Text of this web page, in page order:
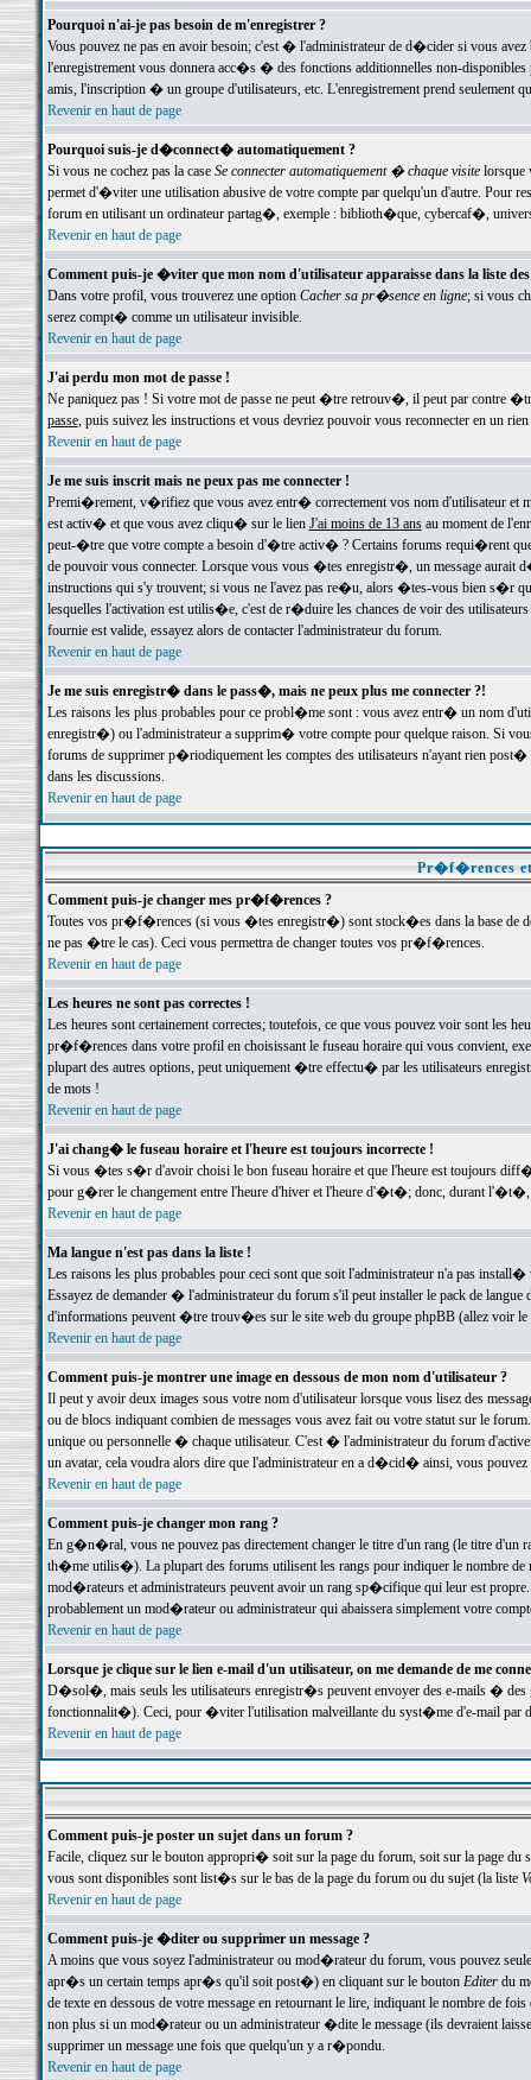
Pourquoi n'ai-je pas besoin de m'enregistrer ?
Vous pouvez ne pas en avoir besoin; c'est � l'administrateur de d�cider si vous
l'enregistrement vous donnera acc�s � des fonctions additionnelles non-
amis, l'inscription � un groupe d'utilisateurs, etc. L'enregistrement prend seulement
Revenir en haut de page
Pourquoi suis-je d�connect� automatiquement ?
Si vous ne cochez pas la case Se connecter automatiquement � chaque visitelorsque
permet d'�viter une utilisation abusive de votre compte par quelqu'un d'autre. Pour
forum en utilisant un ordinateur partag�, exemple : biblioth�que, cybercaf�,
Revenir en haut de page
Comment puis-je �viter que mon nom d'utilisateur apparaisse dans la liste
Dans votre profil, vous trouverez une option Cacher sa pr�sence en ligne; si vous
serez compt� comme un utilisateur invisible.
Revenir en haut de page
J'ai perdu mon mot de passe !
Ne paniquez pas ! Si votre mot de passe ne peut �tre retrouv�, il peut par contre
passe, puis suivez les instructions et vous devriez pouvoir vous reconnecter en un rien
Revenir en haut de page
Je me suis inscrit mais ne peux pas me connecter !
Premi�rement, v�rifiez que vous avez entr� correctement vos nom d'utilisateur
est activ� et que vous avez cliqu� sur le lien J'ai moins de 13 ansau moment de
peut-�tre que votre compte a besoin d'�tre activ� ? Certains forums requi�rent
de pouvoir vous connecter. Lorsque vous vous �tes enregistr�, un message aurait
instructions qui s'y trouvent; si vous ne l'avez pas re�u, alors �tes-vous bien s�r
lesquelles l'activation est utilis�e, c'est de r�duire les chances de voir des
fournie est valide, essayez alors de contacter l'administrateur du forum.
Revenir en haut de page
Je me suis enregistr� dans le pass�, mais ne peux plus me connecter ?!
Les raisons les plus probables pour ce probl�me sont : vous avez entr� un nom
enregistr�) ou l'administrateur a supprim� votre compte pour quelque raison. Si
forums de supprimer p�riodiquement les comptes des utilisateurs n'ayant rien
dans les discussions.
Revenir en haut de page
Pr�f�rences
Comment puis-je changer mes pr�f�rences ?
Toutes vos pr�f�rences (si vous �tes enregistr�) sont stock�es dans la base de
ne pas �tre le cas). Ceci vous permettra de changer toutes vos pr�f�rences.
Revenir en haut de page
Les heures ne sont pas correctes !
Les heures sont certainement correctes; toutefois, ce que vous pouvez voir sont
pr�f�rences dans votre profil en choisissant le fuseau horaire qui vous convient,
plupart des autres options, peut uniquement �tre effectu� par les utilisateurs
de mots !
Revenir en haut de page
J'ai chang� le fuseau horaire et l'heure est toujours incorrecte !
Si vous �tes s�r d'avoir choisi le bon fuseau horaire et que l'heure est toujours
pour g�rer le changement entre l'heure d'hiver et l'heure d'�t�; donc, durant
Revenir en haut de page
Ma langue n'est pas dans la liste !
Les raisons les plus probables pour ceci sont que soit l'administrateur n'a pas
Essayez de demander � l'administrateur du forum s'il peut installer le pack de
d'informations peuvent �tre trouv�es sur le site web du groupe phpBB (allez voir le
Revenir en haut de page
Comment puis-je montrer une image en dessous de mon nom d'utilisateur ?
Il peut y avoir deux images sous votre nom d'utilisateur lorsque vous lisez des
ou de blocs indiquant combien de messages vous avez fait ou votre statut sur le
unique ou personnelle � chaque utilisateur. C'est � l'administrateur du forum
un avatar, cela voudra alors dire que l'administrateur en a d�cid� ainsi, vous
Revenir en haut de page
Comment puis-je changer mon rang ?
En g�n�ral, vous ne pouvez pas directement changer le titre d'un rang (le titre d'un
th�me utilis�). La plupart des forums utilisent les rangs pour indiquer le nombre de
mod�rateurs et administrateurs peuvent avoir un rang sp�cifique qui leur est
probablement un mod�rateur ou administrateur qui abaissera simplement votre
Revenir en haut de page
Lorsque je clique sur le lien e-mail d'un utilisateur, on me demande de me
D�sol�, mais seuls les utilisateurs enregistr�s peuvent envoyer des e-mails �
fonctionnalit�). Ceci, pour �viter l'utilisation malveillante du syst�me d'e-mail par
Revenir en haut de page
Comment puis-je poster un sujet dans un forum ?
Facile, cliquez sur le bouton appropri� soit sur la page du forum, soit sur la page du
vous sont disponibles sont list�s sur le bas de la page du forum ou du sujet (la liste
Revenir en haut de page
Comment puis-je �diter ou supprimer un message ?
A moins que vous soyez l'administrateur ou mod�rateur du forum, vous pouvez
apr�s un certain temps apr�s qu'il soit post�) en cliquant sur le bouton Editerdu
de texte en dessous de votre message en retournant le lire, indiquant le nombre
non plus si un mod�rateur ou un administrateur �dite le message (ils devraient
supprimer un message une fois que quelqu'un y a r�pondu.
Revenir en haut de page